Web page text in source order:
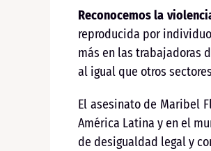
Reconocemos la
reproducida por
más en las trabajadoras
al igual que otros
El asesinato de Maribel
América Latina y en el
de desigualdad legal y